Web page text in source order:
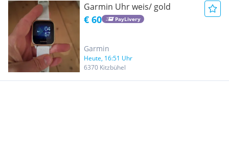
Garmin Uhr weis/ gold
€ 60 PayLivery
Garmin
Heute, 16:51 Uhr
6370 Kitzbühel